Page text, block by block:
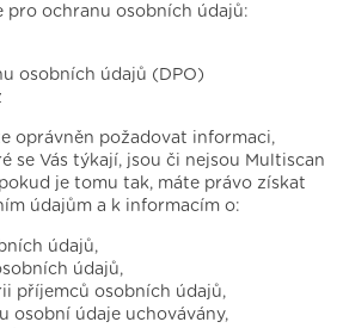
pro ochranu osobních údajů:
osobních údajů (DPO)
oprávněn požadovat informaci,
se Vás týkají, jsou či nejsou Multiscan
je tomu tak, máte právo získat
údajům a k informacím o:
údajů,
údajů,
příjemců osobních údajů,
osobní údaje uchovávány,